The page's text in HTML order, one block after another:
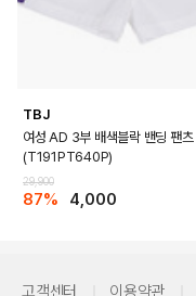
TBJ
여성 AD 3부 배색블락 밴딩 팬츠
(T191PT640P)
29,900
87% 4,000
고객센터 이용약관